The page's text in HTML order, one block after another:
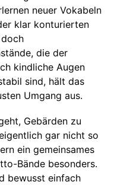
neuer Vokabeln
klar konturierten
die der
kindliche Augen
sind, hält das
Umgang aus.
Gebärden zu
gar nicht so
ein gemeinsames
Bände besonders.
bewusst einfach